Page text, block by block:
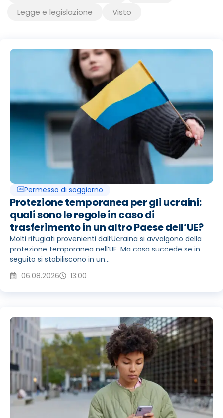
Legge e legislazione
Visto
Permesso di soggiorno
Protezione temporanea per gli ucraini:
quali sono le regole in caso di
trasferimento in un altro Paese dell’UE?
Molti rifugiati provenienti dall’Ucraina si avvalgono della
protezione temporanea nell’UE. Ma cosa succede se in
seguito si stabiliscono in un...
06.08.2026
13:00